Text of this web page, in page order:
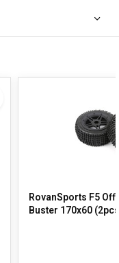
RovanSports F5
Buster 170x60